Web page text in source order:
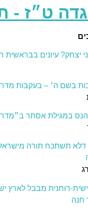
ט״ז -
יצחק? עיונים
בשם ה׳ – בעקבות
במגילת אסתר
דלא תשתכח תורה
רוחנית מבבל לארץ
חנה